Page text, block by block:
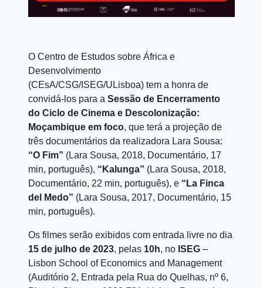
O Centro de Estudos sobre África e
Desenvolvimento
(CEsA/CSG/ISEG/ULisboa) tem a honra de
convidá-los para a Sessão de Encerramento
do Ciclo de Cinema e Descolonização:
Moçambique em foco, que terá a projeção de
três documentários da realizadora Lara Sousa:
“O Fim” (Lara Sousa, 2018, Documentário, 17
min, português), “Kalunga” (Lara Sousa, 2018,
Documentário, 22 min, português), e “La Finca
del Medo” (Lara Sousa, 2017, Documentário, 15
min, português).
Os filmes serão exibidos com entrada livre no dia
15 de julho de 2023, pelas 10h, no ISEG –
Lisbon School of Economics and Management
(Auditório 2, Entrada pela Rua do Quelhas, nº 6,